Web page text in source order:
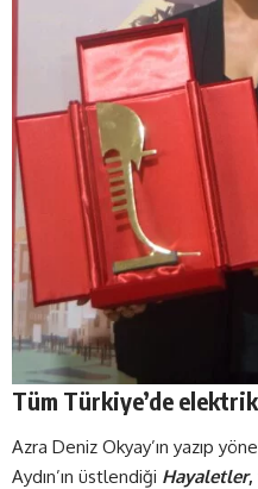
Tüm Türkiye’de
Azra Deniz Okyay’ın yazıp
Aydın’ın üstlendiği Hayaletler,